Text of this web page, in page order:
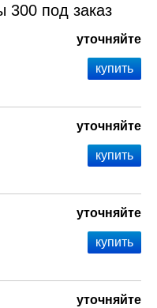
под заказ
уточняйте
уточняйте
уточняйте
уточняйте